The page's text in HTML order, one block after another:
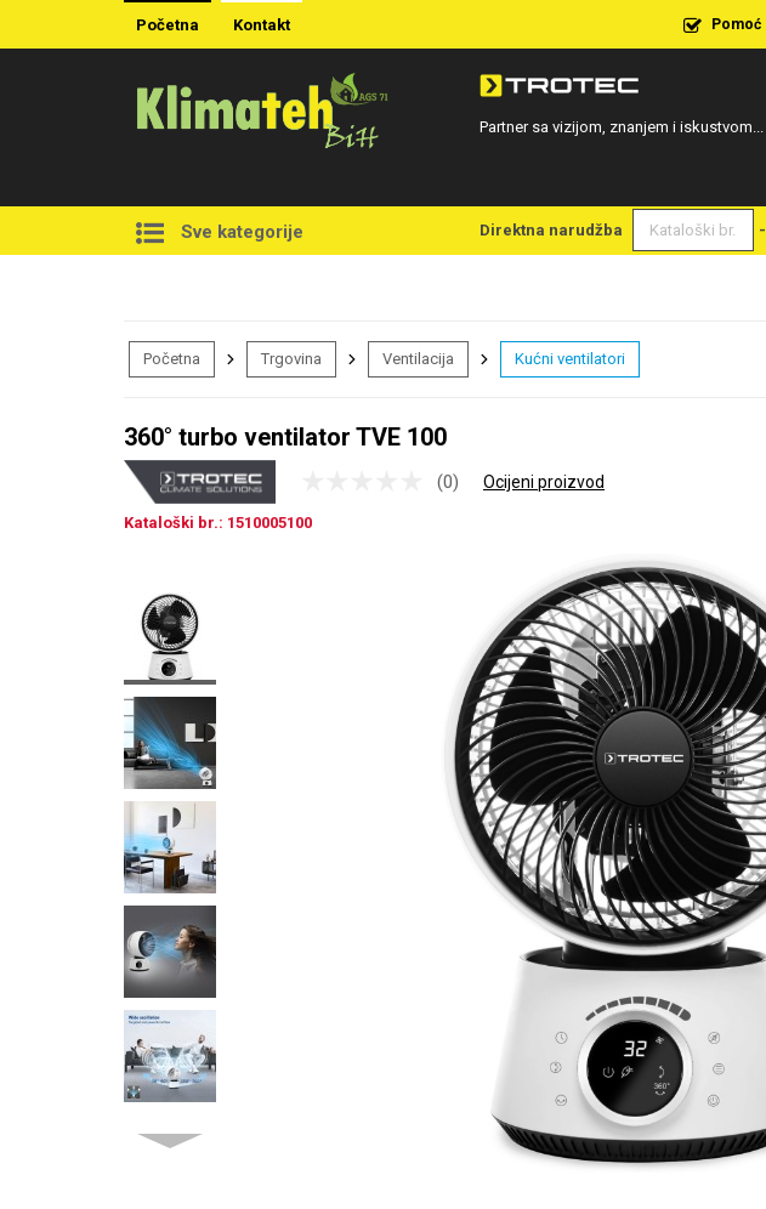
Početna Kontakt Pomoć
Partner sa vizijom, znanjem i iskustvom...
Sve kategorije Direktna narudžba -
Početna Trgovina Ventilacija Kućni ventilatori
360° turbo ventilator TVE 100
(0) Ocijeni proizvod
Kataloški br.: 1510005100